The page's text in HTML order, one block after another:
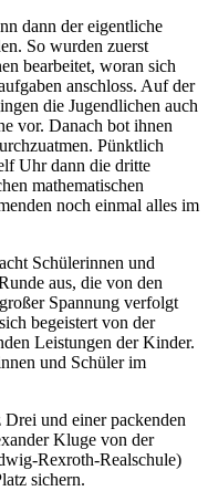
dann der eigentliche
So wurden zuerst
bearbeitet, woran sich
anschloss. Auf der
die Jugendlichen auch
vor. Danach bot ihnen
Pünktlich
Uhr dann die dritte
mathematischen
noch einmal alles im
Schülerinnen und
aus, die von den
Spannung verfolgt
begeistert von der
Leistungen der Kinder.
und Schüler im
und einer packenden
Kluge von der
Rexroth-Realschule)
sichern.